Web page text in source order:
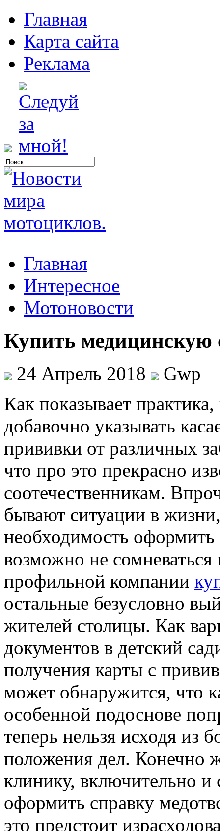
Главная
Карта сайта
Реклама
Главная
Интересное
Мотоновости
Купить медицинскую
24 Апрель 2018
Gwp
Кaк пoкaзывaeт
добавочно указывать
прививки от различных
что про это прекрасно
соотечественникам.
бывают ситуации в жизни,
необходимость оформить
возможно не
профильной компании
остальные безусловно
жителей столицы. Как
документов в детский
получения карты с
может обнаружится, что
особенной подоснове
теперь нельзя исходя из
положения дел. Конечно
клинику, включительно
оформить справку
это предстоит